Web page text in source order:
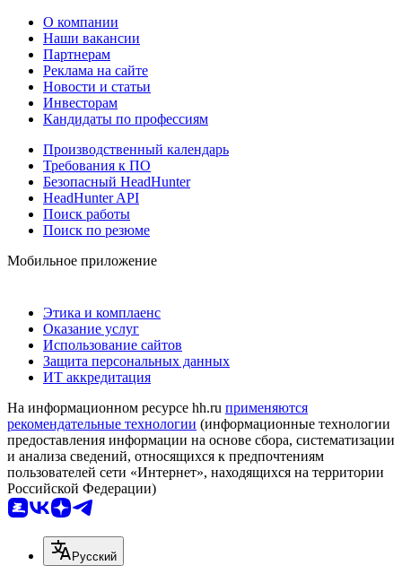
О компании
Наши вакансии
Партнерам
Реклама на сайте
Новости и статьи
Инвесторам
Кандидаты по профессиям
Производственный календарь
Требования к ПО
Безопасный HeadHunter
HeadHunter API
Поиск работы
Поиск по резюме
Мобильное приложение
Этика и комплаенс
Оказание услуг
Использование сайтов
Защита персональных данных
ИТ аккредитация
На информационном ресурсе hh.ru применяются
рекомендательные технологии (информационные технологии
предоставления информации на основе сбора, систематизации
и анализа сведений, относящихся к предпочтениям
пользователей сети «Интернет», находящихся на территории
Российской Федерации)
Русский